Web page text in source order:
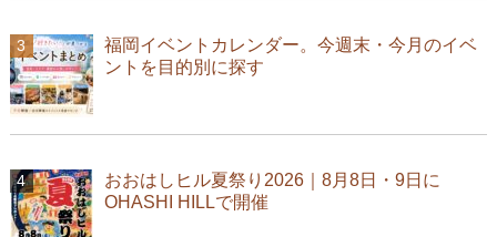
福岡イベントカレンダー。今週末・今月のイベ
ントを目的別に探す
おおはしヒル夏祭り2026｜8月8日・9日に
OHASHI HILLで開催